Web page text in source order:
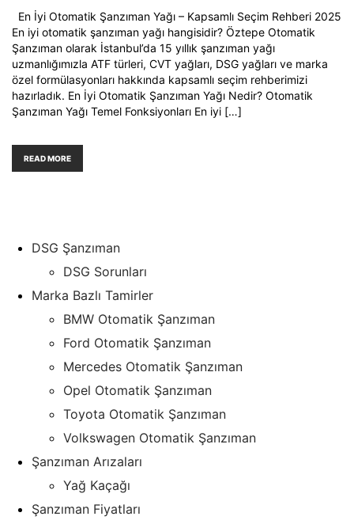
En İyi Otomatik Şanzıman Yağı – Kapsamlı Seçim Rehberi 2025
En iyi otomatik şanzıman yağı hangisidir? Öztepe Otomatik
Şanzıman olarak İstanbul’da 15 yıllık şanzıman yağı
uzmanlığımızla ATF türleri, CVT yağları, DSG yağları ve marka
özel formülasyonları hakkında kapsamlı seçim rehberimizi
hazırladık. En İyi Otomatik Şanzıman Yağı Nedir? Otomatik
Şanzıman Yağı Temel Fonksiyonları En iyi […]
READ MORE
DSG Şanzıman
DSG Sorunları
Marka Bazlı Tamirler
BMW Otomatik Şanzıman
Ford Otomatik Şanzıman
Mercedes Otomatik Şanzıman
Opel Otomatik Şanzıman
Toyota Otomatik Şanzıman
Volkswagen Otomatik Şanzıman
Şanzıman Arızaları
Yağ Kaçağı
Şanzıman Fiyatları